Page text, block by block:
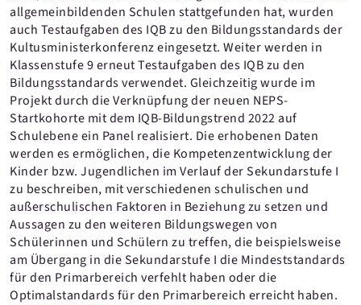
allgemeinbildenden Schulen stattgefunden hat, wurden
auch Testaufgaben des IQB zu den Bildungsstandards der
Kultusministerkonferenz eingesetzt. Weiter werden in
Klassenstufe 9 erneut Testaufgaben des IQB zu den
Bildungsstandards verwendet. Gleichzeitig wurde im
Projekt durch die Verknüpfung der neuen NEPS-
Startkohorte mit dem IQB-Bildungstrend 2022 auf
Schulebene ein Panel realisiert. Die erhobenen Daten
werden es ermöglichen, die Kompetenzentwicklung der
Kinder bzw. Jugendlichen im Verlauf der Sekundarstufe I
zu beschreiben, mit verschiedenen schulischen und
außerschulischen Faktoren in Beziehung zu setzen und
Aussagen zu den weiteren Bildungswegen von
Schülerinnen und Schülern zu treffen, die beispielsweise
am Übergang in die Sekundarstufe I die Mindeststandards
für den Primarbereich verfehlt haben oder die
Optimalstandards für den Primarbereich erreicht haben.